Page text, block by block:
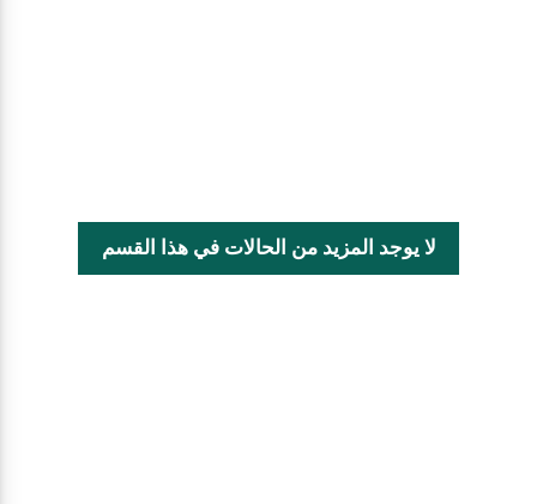
لا يوجد المزيد من الحالات في هذا القسم